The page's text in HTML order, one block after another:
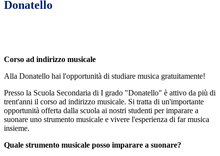
Donatello
Corso ad indirizzo musicale
Alla Donatello hai l'opportunità di studiare musica gratuitamente!
Presso la Scuola Secondaria di I grado "Donatello" è attivo da più di
trent'anni il corso ad indirizzo musicale. Si tratta di un'importante
opportunità offerta dalla scuola ai nostri studenti per imparare a
suonare uno strumento musicale e vivere l'esperienza di far musica
insieme.
Quale strumento musicale posso imparare a suonare?